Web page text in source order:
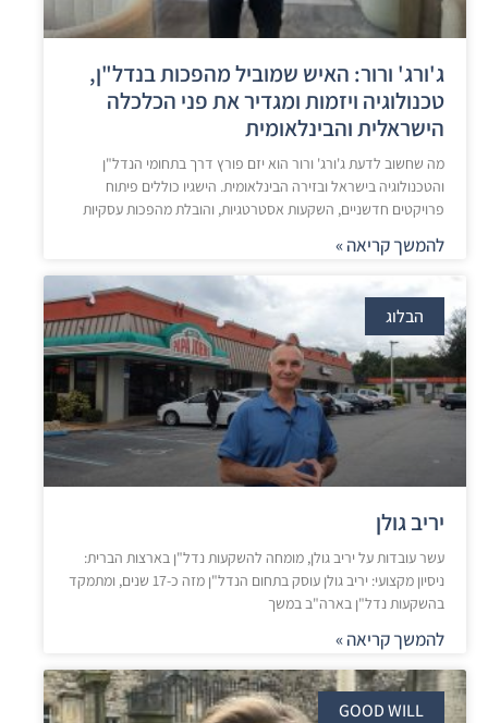
ג'ורג' ורור: האיש שמוביל מהפכות בנדל"ן,
טכנולוגיה ויזמות ומגדיר את פני הכלכלה
הישראלית והבינלאומית
מה שחשוב לדעת ג'ורג' ורור הוא יזם פורץ דרך בתחומי הנדל"ן
והטכנולוגיה בישראל ובזירה הבינלאומית. הישגיו כוללים פיתוח
פרויקטים חדשניים, השקעות אסטרטגיות, והובלת מהפכות עסקיות
להמשך קריאה »
הבלוג
יריב גולן
עשר עובדות על יריב גולן, מומחה להשקעות נדל"ן בארצות הברית:​
ניסיון מקצועי: יריב גולן עוסק בתחום הנדל"ן מזה כ-17 שנים, ומתמקד
בהשקעות נדל"ן בארה"ב במשך
להמשך קריאה »
GOOD WILL